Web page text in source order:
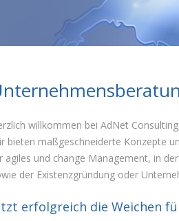
willkommen bei AdNet
bieten maßgeschneiderte Konzepte
agiles und change Management, in
der Existenzgründung oder
erfolgreich die Weichen